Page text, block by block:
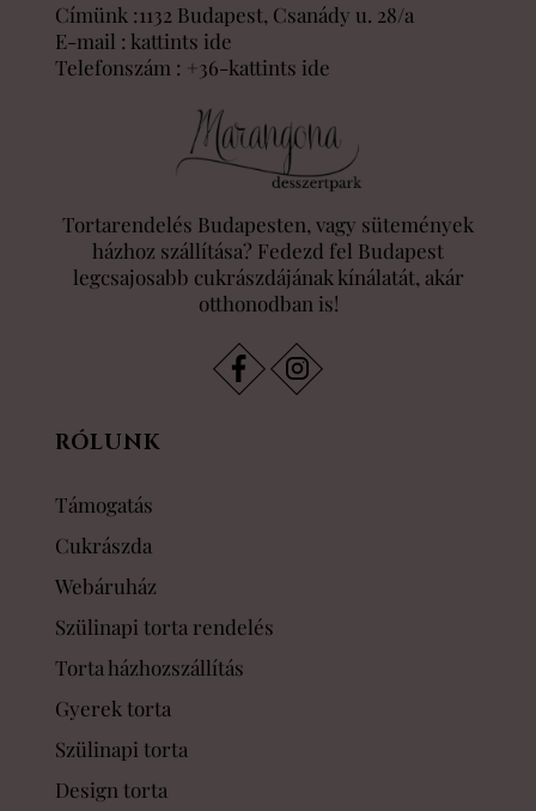
Címünk :1132 Budapest, Csanády u. 28/a
E-mail : kattints ide
Telefonszám : +36-kattints ide
Tortarendelés Budapesten, vagy sütemények
házhoz szállítása? Fedezd fel Budapest
legcsajosabb cukrászdájának kínálatát, akár
otthonodban is!
RÓLUNK
Támogatás
Cukrászda
Webáruház
Szülinapi torta rendelés
Torta házhozszállítás
Gyerek torta
Szülinapi torta
Design torta